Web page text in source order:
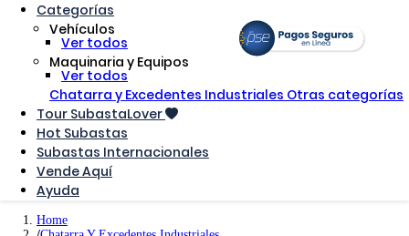
Categorías
Vehículos
Ver todos
Maquinaria y Equipos
Ver todos
Chatarra y Excedentes Industriales Otras categorías
Tour SubastaLover
Hot Subastas
Subastas Internacionales
Vende Aquí
Ayuda
Home